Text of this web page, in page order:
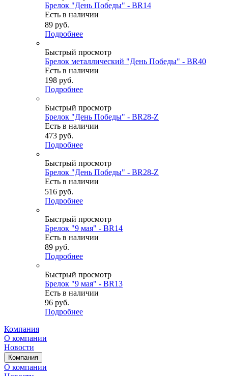
Брелок "День Победы" - BR14
Есть в наличии
89 руб.
Подробнее
Быстрый просмотр
Брелок металлический "День Победы" - BR40
Есть в наличии
198 руб.
Подробнее
Быстрый просмотр
Брелок "День Победы" - BR28-Z
Есть в наличии
473 руб.
Подробнее
Быстрый просмотр
Брелок "День Победы" - BR28-Z
Есть в наличии
516 руб.
Подробнее
Быстрый просмотр
Брелок "9 мая" - BR14
Есть в наличии
89 руб.
Подробнее
Быстрый просмотр
Брелок "9 мая" - BR13
Есть в наличии
96 руб.
Подробнее
Компания
О компании
Новости
Компания
О компании